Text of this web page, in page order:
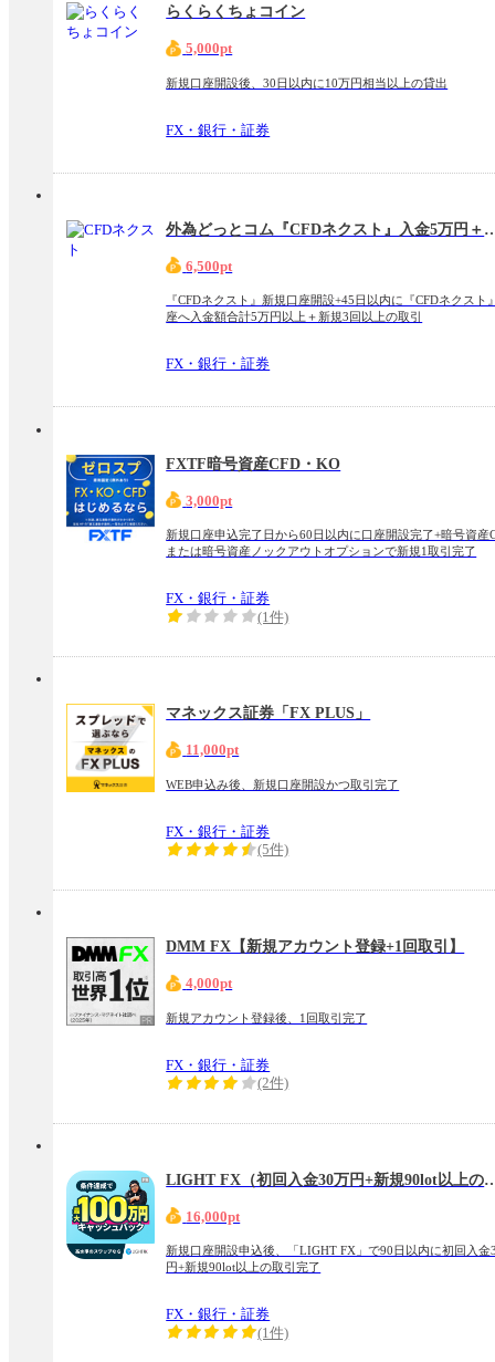
らくらくちょコイン
5,000pt
新規口座開設後、30日以内に10万円相当以上の貸出
FX・銀行・証券
外為どっとコム『CFDネクスト』
6,500pt
『CFDネクスト』新規口座開設+45日以内に『CFDネクスト
座へ入金額合計5万円以上＋新規3回以上の取引
FX・銀行・証券
FXTF暗号資産CFD・KO
3,000pt
新規口座申込完了日から60日以内に口座開設完了+暗号資産
または暗号資産ノックアウトオプションで新規1取引完了
FX・銀行・証券
(1件)
マネックス証券「FX PLUS」
11,000pt
WEB申込み後、新規口座開設かつ取引完了
FX・銀行・証券
(5件)
DMM FX【新規アカウント登録+1回取引】
4,000pt
新規アカウント登録後、1回取引完了
FX・銀行・証券
(2件)
LIGHT FX（初回入金30万円
16,000pt
新規口座開設申込後、「LIGHT FX」で90日以内に初回入金
円+新規90lot以上の取引完了
FX・銀行・証券
(1件)